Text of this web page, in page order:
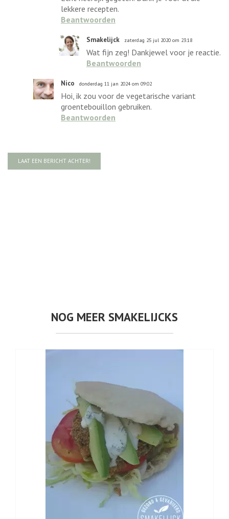
lekkere recepten.
Beantwoorden
Smakelijck zaterdag 25 jul 2020 om 23:18
Wat fijn zeg! Dankjewel voor je reactie.
Beantwoorden
Nico donderdag 11 jan 2024 om 09:02
Hoi, ik zou voor de vegetarische variant
groentebouillon gebruiken.
Beantwoorden
LAAT EEN BERICHT ACHTER!
NOG MEER SMAKELIJCKS